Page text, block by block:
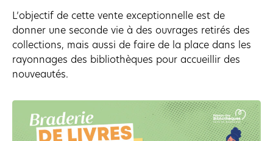
L’objectif de cette vente exceptionnelle est de
donner une seconde vie à des ouvrages retirés des
collections, mais aussi de faire de la place dans les
rayonnages des bibliothèques pour accueillir des
nouveautés.